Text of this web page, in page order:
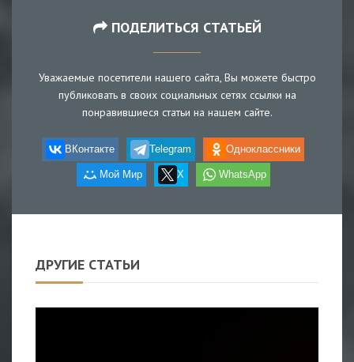
ПОДЕЛИТЬСЯ СТАТЬЕЙ
Уважаемые посетители нашего сайта, Вы можете быстро
публиковать в своих социальных сетях ссылки на
понравившиеся статьи на нашем сайте.
ВКонтакте Telegram Одноклассники
Мой Мир X WhatsApp
ДРУГИЕ СТАТЬИ